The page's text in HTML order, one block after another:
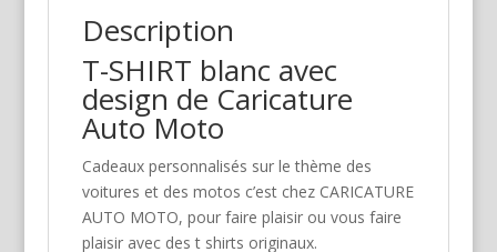
Description
T-SHIRT blanc avec
design de Caricature
Auto Moto
Cadeaux personnalisés sur le thème des
voitures et des motos c’est chez CARICATURE
AUTO MOTO, pour faire plaisir ou vous faire
plaisir avec des t shirts originaux.